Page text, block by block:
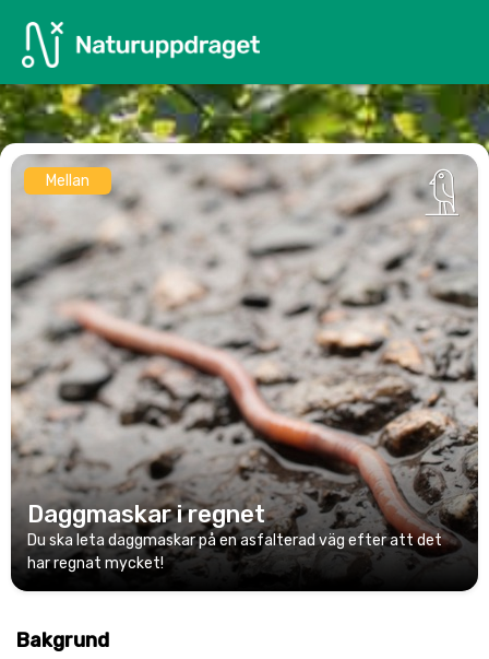
Mellan
Daggmaskar i regnet
Du ska leta daggmaskar på en asfalterad väg efter att det
har regnat mycket!
Bakgrund